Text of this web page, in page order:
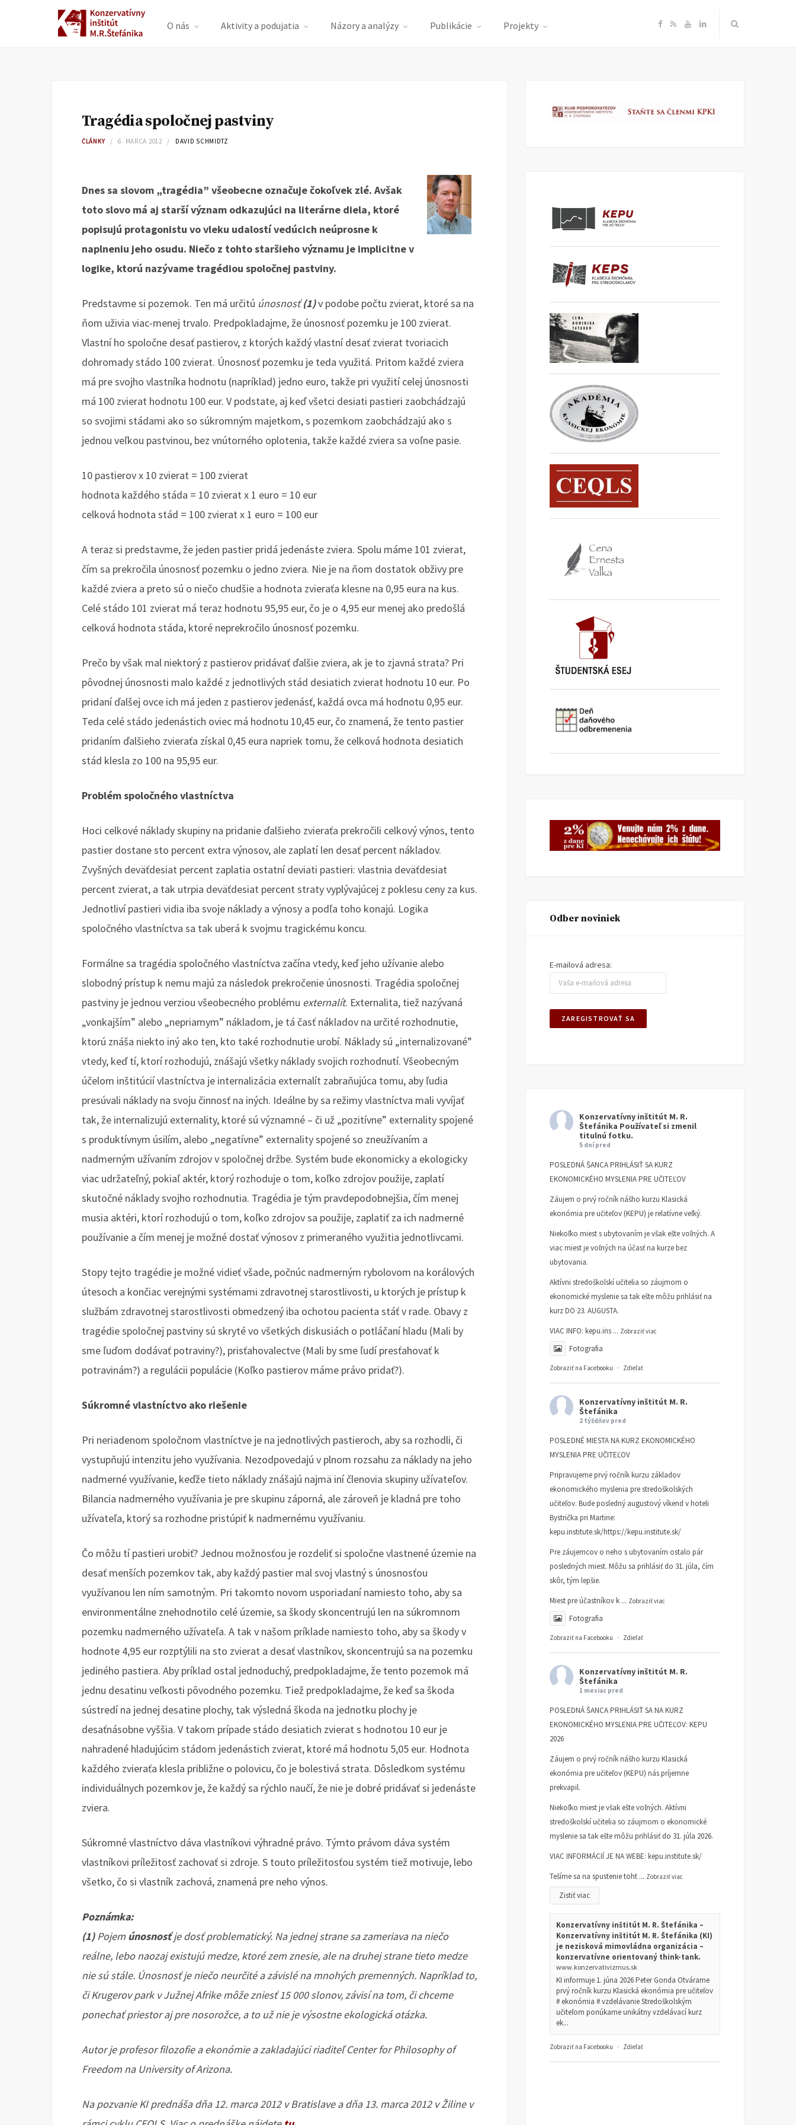
O nás Aktivity a podujatia Názory a analýzy Publikácie Projekty F
e
R Y
T
L
k
Tragédia spoločnej pastviny
ČLÁNKY 6. MARCA 2012 DAVID SCHMIDTZ
Dnes sa slovom „tragédia” všeobecne označuje čokoľvek zlé. Avšak
toto slovo má aj starší význam odkazujúci na literárne diela, ktoré
popisujú protagonistu vo vleku udalostí vedúcich neúprosne k
naplneniu jeho osudu. Niečo z tohto staršieho významu je implicitne v
logike, ktorú nazývame tragédiou spoločnej pastviny.
Predstavme si pozemok. Ten má určitú únosnosť(1)v podobe počtu zvierat, ktoré sa na
ňom uživia viac-menej trvalo. Predpokladajme, že únosnosť pozemku je 100 zvierat.
Vlastní ho spoločne desať pastierov, z ktorých každý vlastní desať zvierat tvoriacich
dohromady stádo 100 zvierat. Únosnosť pozemku je teda využitá. Pritom každé zviera
má pre svojho vlastníka hodnotu (napríklad) jedno euro, takže pri využití celej únosnosti
má 100 zvierat hodnotu 100 eur. V podstate, aj keď všetci desiati pastieri zaobchádzajú
so svojimi stádami ako so súkromným majetkom, s pozemkom zaobchádzajú ako s
jednou veľkou pastvinou, bez vnútorného oplotenia, takže každé zviera sa voľne pasie.
10 pastierov x 10 zvierat = 100 zvierat
hodnota každého stáda = 10 zvierat x 1 euro = 10 eur
celková hodnota stád = 100 zvierat x 1 euro = 100 eur
A teraz si predstavme, že jeden pastier pridá jedenáste zviera. Spolu máme 101 zvierat,
čím sa prekročila únosnosť pozemku o jedno zviera. Nie je na ňom dostatok obživy pre
každé zviera a preto sú o niečo chudšie a hodnota zvieraťa klesne na 0,95 eura na kus.
Celé stádo 101 zvierat má teraz hodnotu 95,95 eur, čo je o 4,95 eur menej ako predošlá
celková hodnota stáda, ktoré neprekročilo únosnosť pozemku.
Prečo by však mal niektorý z pastierov pridávať ďalšie zviera, ak je to zjavná strata? Pri
pôvodnej únosnosti malo každé z jednotlivých stád desiatich zvierat hodnotu 10 eur. Po
pridaní ďalšej ovce ich má jeden z pastierov jedenásť, každá ovca má hodnotu 0,95 eur.
Teda celé stádo jedenástich oviec má hodnotu 10,45 eur, čo znamená, že tento pastier
pridaním ďalšieho zvieraťa získal 0,45 eura napriek tomu, že celková hodnota desiatich
stád klesla zo 100 na 95,95 eur.
Problém spoločného vlastníctva
Hoci celkové náklady skupiny na pridanie ďalšieho zvieraťa prekročili celkový výnos, tento
pastier dostane sto percent extra výnosov, ale zaplatí len desať percent nákladov.
Zvyšných deväťdesiat percent zaplatia ostatní deviati pastieri: vlastnia deväťdesiat
percent zvierat, a tak utrpia deväťdesiat percent straty vyplývajúcej z poklesu ceny za kus.
Jednotliví pastieri vidia iba svoje náklady a výnosy a podľa toho konajú. Logika
spoločného vlastníctva sa tak uberá k svojmu tragickému koncu.
Formálne sa tragédia spoločného vlastníctva začína vtedy, keď jeho užívanie alebo
slobodný prístup k nemu majú za následok prekročenie únosnosti. Tragédia spoločnej
pastviny je jednou verziou všeobecného problému externalít. Externalita, tiež nazývaná
„vonkajším” alebo „nepriamym” nákladom, je tá časť nákladov na určité rozhodnutie,
ktorú znáša niekto iný ako ten, kto také rozhodnutie urobí. Náklady sú „internalizované”
vtedy, keď tí, ktorí rozhodujú, znášajú všetky náklady svojich rozhodnutí. Všeobecným
účelom inštitúcií vlastníctva je internalizácia externalít zabraňujúca tomu, aby ľudia
presúvali náklady na svoju činnosť na iných. Ideálne by sa režimy vlastníctva mali vyvíjať
tak, že internalizujú externality, ktoré sú významné – či už „pozitívne” externality spojené
s produktívnym úsilím, alebo „negatívne” externality spojené so zneužívaním a
nadmerným užívaním zdrojov v spoločnej držbe. Systém bude ekonomicky a ekologicky
viac udržateľný, pokiaľ aktér, ktorý rozhoduje o tom, koľko zdrojov použije, zaplatí
skutočné náklady svojho rozhodnutia. Tragédia je tým pravdepodobnejšia, čím menej
musia aktéri, ktorí rozhodujú o tom, koľko zdrojov sa použije, zaplatiť za ich nadmerné
používanie a čím menej je možné dostať výnosov z primeraného využitia jednotlivcami.
Stopy tejto tragédie je možné vidieť všade, počnúc nadmerným rybolovom na korálových
útesoch a končiac verejnými systémami zdravotnej starostlivosti, u ktorých je prístup k
službám zdravotnej starostlivosti obmedzený iba ochotou pacienta stáť v rade. Obavy z
tragédie spoločnej pastviny sú skryté vo všetkých diskusiách o potláčaní hladu (Mali by
sme ľuďom dodávať potraviny?), prisťahovalectve (Mali by sme ľudí presťahovať k
potravinám?) a regulácii populácie (Koľko pastierov máme právo pridať?).
Súkromné vlastníctvo ako riešenie
Pri neriadenom spoločnom vlastníctve je na jednotlivých pastieroch, aby sa rozhodli, či
vystupňujú intenzitu jeho využívania. Nezodpovedajú v plnom rozsahu za náklady na jeho
nadmerné využívanie, keďže tieto náklady znášajú najmä iní členovia skupiny užívateľov.
Bilancia nadmerného využívania je pre skupinu záporná, ale zároveň je kladná pre toho
užívateľa, ktorý sa rozhodne pristúpiť k nadmernému využívaniu.
Čo môžu tí pastieri urobiť? Jednou možnosťou je rozdeliť si spoločne vlastnené územie na
desať menších pozemkov tak, aby každý pastier mal svoj vlastný s únosnosťou
využívanou len ním samotným. Pri takomto novom usporiadaní namiesto toho, aby sa
environmentálne znehodnotilo celé územie, sa škody skoncentrujú len na súkromnom
pozemku nadmerného užívateľa. A tak v našom príklade namiesto toho, aby sa škody v
hodnote 4,95 eur rozptýlili na sto zvierat a desať vlastníkov, skoncentrujú sa na pozemku
jediného pastiera. Aby príklad ostal jednoduchý, predpokladajme, že tento pozemok má
jednu desatinu veľkosti pôvodného pozemku. Tiež predpokladajme, že keď sa škoda
sústredí na jednej desatine plochy, tak výsledná škoda na jednotku plochy je
desaťnásobne vyššia. V takom prípade stádo desiatich zvierat s hodnotou 10 eur je
nahradené hladujúcim stádom jedenástich zvierat, ktoré má hodnotu 5,05 eur. Hodnota
každého zvieraťa klesla približne o polovicu, čo je bolestivá strata. Dôsledkom systému
individuálnych pozemkov je, že každý sa rýchlo naučí, že nie je dobré pridávať si jedenáste
zviera.
Súkromné vlastníctvo dáva vlastníkovi výhradné právo. Týmto právom dáva systém
vlastníkovi príležitosť zachovať si zdroje. S touto príležitosťou systém tiež motivuje, lebo
všetko, čo si vlastník zachová, znamená pre neho výnos.
Poznámka:
(1)Pojem únosnosťje dosť problematický. Na jednej strane sa zameriava na niečo
reálne, lebo naozaj existujú medze, ktoré zem znesie, ale na druhej strane tieto medze
nie sú stále. Únosnosť je niečo neurčité a závislé na mnohých premenných. Napríklad to,
či Krugerov park v Južnej Afrike môže zniesť 15 000 slonov, závisí na tom, či chceme
ponechať priestor aj pre nosorožce, a to už nie je výsostne ekologická otázka.
Autor je profesor filozofie a ekonómie a zakladajúci riaditeľ Center for Philosophy of
Freedom na University of Arizona.
Na pozvanie KI prednáša dňa 12. marca 2012 v Bratislave a dňa 13. marca 2012 v Žiline v
Odber noviniek
E-mailová adresa:
Konzervatívny inštitút M. R.
Štefánika Používateľ si zmenil
titulnú fotku.
5 dní pred
POSLEDNÁ ŠANCA PRIHLÁSIŤ SA KURZ
EKONOMICKÉHO MYSLENIA PRE UČITEĽOV
Záujem o prvý ročník nášho kurzu Klasická
ekonómia pre učiteľov (KEPU) je relatívne veľký.
Niekoľko miest s ubytovaním je však ešte voľných. A
viac miest je voľných na účasť na kurze bez
ubytovania.
Aktívni stredoškolskí učitelia so záujmom o
ekonomické myslenie sa tak ešte môžu prihlásiť na
kurz DO 23. AUGUSTA.
VIAC INFO: kepu.ins ... Zobraziť viac
Fotografia
Zobraziť na Facebooku · Zdieľať
Konzervatívny inštitút M. R.
Štefánika
2 týždňov pred
POSLEDNÉ MIESTA NA KURZ EKONOMICKÉHO
MYSLENIA PRE UČITEĽOV
Pripravujeme prvý ročník kurzu základov
ekonomického myslenia pre stredoškolských
učiteľov. Bude posledný augustový víkend v hoteli
Bystrička pri Martine:
kepu.institute.sk/https://kepu.institute.sk/
Pre záujemcov o neho s ubytovaním ostalo pár
posledných miest. Môžu sa prihlásiť do 31. júla, čím
skôr, tým lepšie.
Miest pre účastníkov k ... Zobraziť viac
Fotografia
Zobraziť na Facebooku · Zdieľať
Konzervatívny inštitút M. R.
Štefánika
1 mesiac pred
POSLEDNÁ ŠANCA PRIHLÁSIŤ SA NA KURZ
EKONOMICKÉHO MYSLENIA PRE UČITEĽOV: KEPU
2026
Záujem o prvý ročník nášho kurzu Klasická
ekonómia pre učiteľov (KEPU) nás príjemne
prekvapil.
Niekoľko miest je však ešte voľných. Aktívni
stredoškolskí učitelia so záujmom o ekonomické
myslenie sa tak ešte môžu prihlásiť do 31. júla 2026.
VIAC INFORMÁCIÍ JE NA WEBE: kepu.institute.sk/
Tešíme sa na spustenie toht ... Zobraziť viac
Zistiť viac
Konzervatívny inštitút M. R. Štefánika –
Konzervatívny inštitút M. R. Štefánika (KI)
je nezisková mimovládna organizácia –
konzervatívne orientovaný think-tank.
www.konzervativizmus.sk
KI informuje 1. júna 2026 Peter Gonda Otvárame
prvý ročník kurzu Klasická ekonómia pre učiteľov
# ekonómia # vzdelávanie Stredoškolským
učiteľom ponúkame unikátny vzdelávací kurz
ek...
Zobraziť na Facebooku · Zdieľať